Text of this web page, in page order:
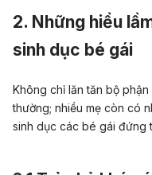
2. Những hiểu
sinh dục bé gái
Không chỉ lăn tăn bộ
thường; nhiều mẹ còn có
sinh dục các bé gái đứng